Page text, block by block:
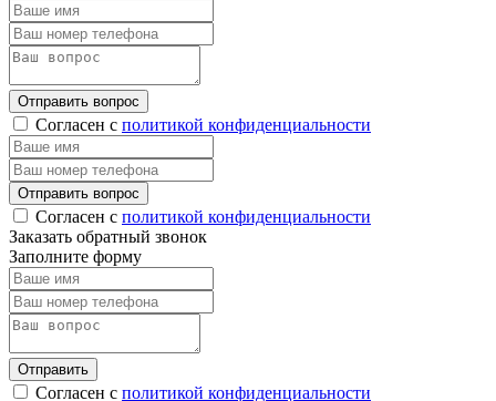
Отправить вопрос
Согласен с политикой конфиденциальности
Отправить вопрос
Согласен с политикой конфиденциальности
Заказать обратный звонок
Заполните форму
Отправить
Согласен с политикой конфиденциальности